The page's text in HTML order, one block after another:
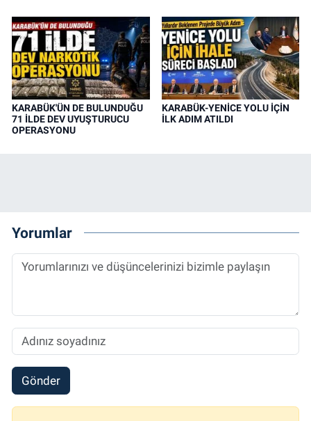
KARABÜK'ÜN DE BULUNDUĞU
71 İLDE DEV UYUŞTURUCU
OPERASYONU
KARABÜK-YENİCE YOLU İÇİN
İLK ADIM ATILDI
Yorumlar
Gönder